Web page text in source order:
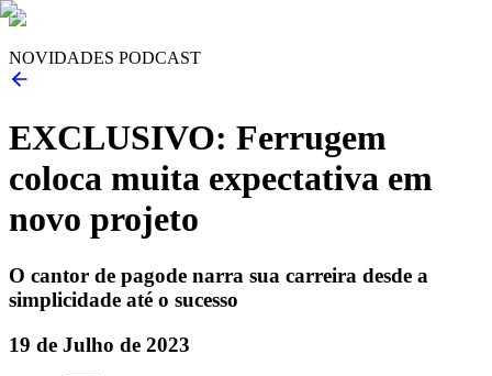
NOVIDADES PODCAST
EXCLUSIVO: Ferrugem
coloca muita expectativa em
novo projeto
O cantor de pagode narra sua carreira desde a
simplicidade até o sucesso
19 de Julho de 2023